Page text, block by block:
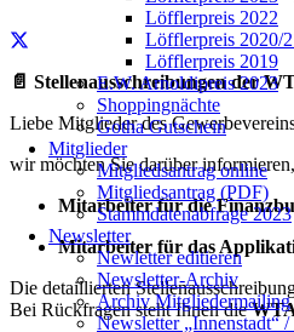
Löfflerpreis 2022
Löfflerpreis 2020/
Löfflerpreis 2019
E.W. Arnoldipreis 2023
Shoppingnächte
Gotha Gutschein
Mitglieder
Mitgliedsantrag online
Mitgliedsantrag (PDF)
Stammdatenabfrage 2023
Newsletter
Newletter editieren
Newsletter-Archiv
Archiv Mitgliedermailing
Newsletter „Innenstadt“
📄 Stellenausschreibungen der
Liebe Mitglieder des
wir möchten Sie darüber
Mitarbeiter für die
Mitarbeiter für das
Die detaillierten
Bei Rückfragen steht Ihnen die